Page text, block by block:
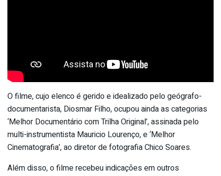
O filme, cujo elenco é gerido e idealizado pelo geógrafo-
documentarista, Diosmar Filho, ocupou ainda as categorias
‘Melhor Documentário com Trilha Original’, assinada pelo
multi-instrumentista Mauricio Lourenço, e ‘Melhor
Cinematografia’, ao diretor de fotografia Chico Soares.
Além disso, o filme recebeu indicações em outros